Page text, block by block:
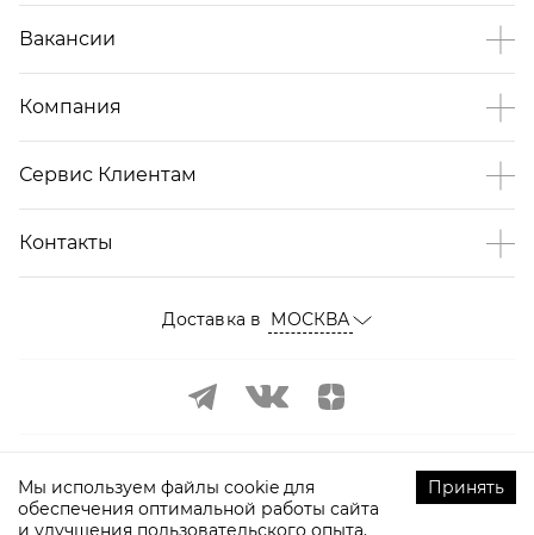
Вакансии
Компания
Сервис Клиентам
Контакты
Доставка в МОСКВА
Мы используем файлы cookie для
обеспечения оптимальной работы сайта
и улучшения пользовательского опыта.
Принять